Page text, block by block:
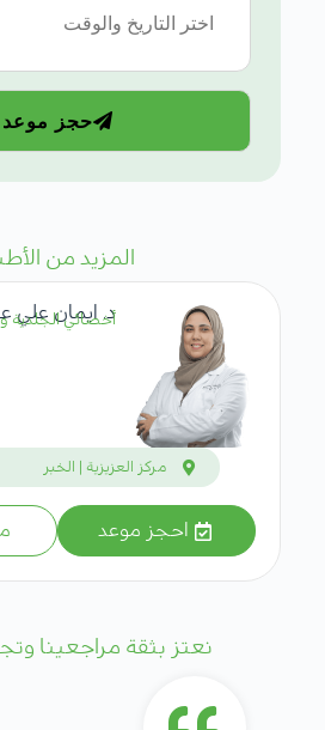
حجز موعد
المزيد من
د. ايمان علي
أخصائي الجلدية و
مركز العزيزية | الخبر
احجز موعد
نعتز بثقة مراجعينا